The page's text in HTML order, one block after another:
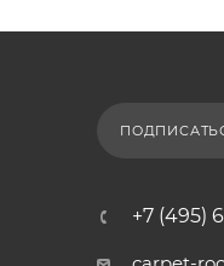
+7 (495)